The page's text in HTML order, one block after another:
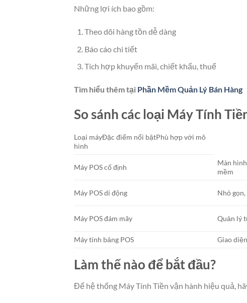
Những lợi ích bao gồm:
Theo dõi hàng tồn dễ dàng
Báo cáo chi tiết
Tích hợp khuyến mãi, chiết khấu, thuế
Tìm hiểu thêm tại Phần Mềm Quản Lý Bán Hàng
So sánh các loại Máy Tính
Loại máyĐặc điểm nổi bậtPhù hợp với mô
hình
Máy POS cố định
Màn
mềm
Máy POS di động Nhỏ
Máy POS đám mây Quản lý
Máy tính bảng POS
Giao
Làm thế nào để bắt đầu?
Để hệ thống Máy Tính Tiền vận hành hiệu quả,